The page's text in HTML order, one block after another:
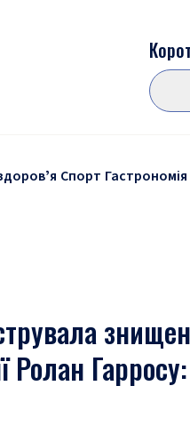
Спорт Гастрономія
Ролан